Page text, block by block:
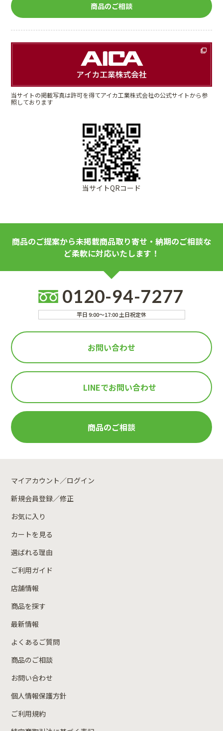
商品のご相談
当サイトの掲載写真は許可を得てアイカ工業株式会社の公式サイトから参
照しております
当サイトQRコード
商品のご提案から未掲載商品取り寄せ・納期のご相談な
ど柔軟に対応いたします！
0120-94-7277
平日 9:00～17:00 土日祝定休
お問い合わせ
LINEでお問い合わせ
商品のご相談
マイアカウント／ログイン
新規会員登録／修正
お気に入り
カートを見る
選ばれる理由
ご利用ガイド
店舗情報
商品を探す
最新情報
よくあるご質問
商品のご相談
お問い合わせ
個人情報保護方針
ご利用規約